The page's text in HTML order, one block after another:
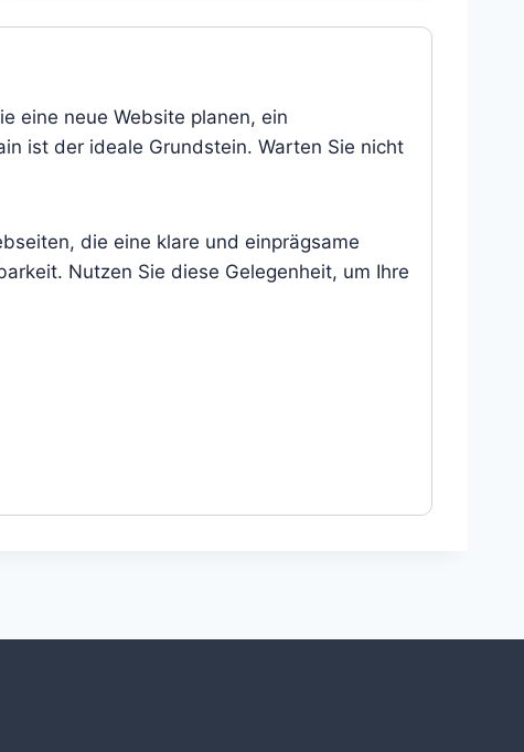
eine neue Website planen, ein
ist der ideale Grundstein. Warten Sie nicht
die eine klare und einprägsame
Nutzen Sie diese Gelegenheit, um Ihre